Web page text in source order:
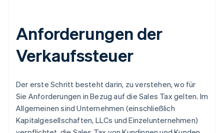
Anforderungen der
Verkaufssteuer
Der erste Schritt besteht darin, zu verstehen, wo für
Sie Anforderungen in Bezug auf die Sales Tax gelten. Im
Allgemeinen sind Unternehmen (einschließlich
Kapitalgesellschaften, LLCs und Einzelunternehmen)